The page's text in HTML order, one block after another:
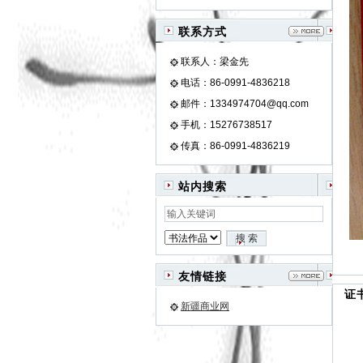
联系方式
联系人：梁金先
电话：86-0991-4836218
邮件：1334974704@qq.com
手机：15276738517
传真：86-0991-4836219
站内搜索
友情链接
新疆商业网
证